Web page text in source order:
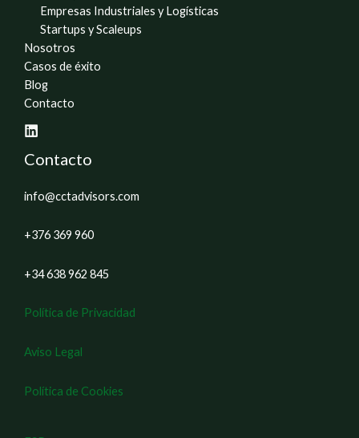
Empresas Industriales y Logísticas
Startups y Scaleups
Nosotros
Casos de éxito
Blog
Contacto
Contacto
info@cctadvisors.com
+376 369 960
+34 638 962 845
Política de Privacidad
Aviso Legal
Política de Cookies